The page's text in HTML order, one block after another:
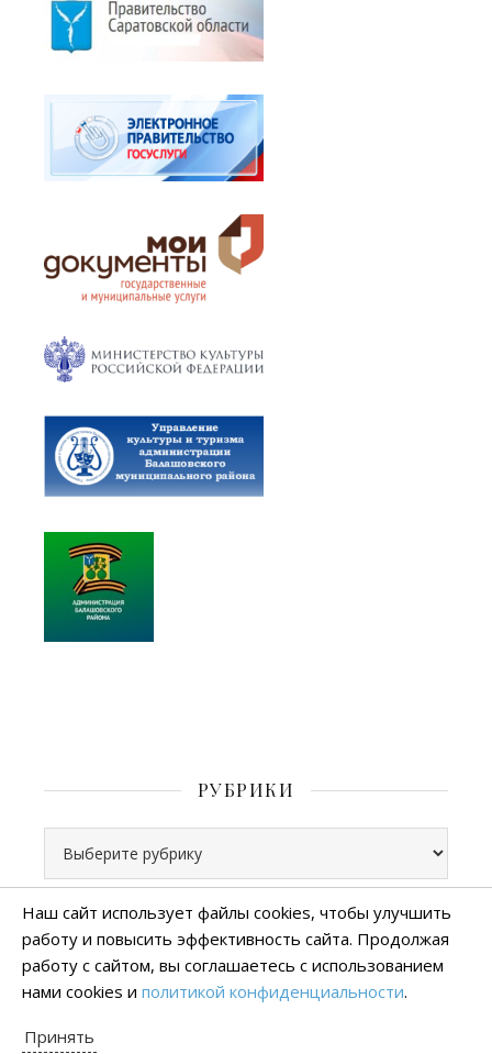
РУБРИКИ
Все права защищены
Политика конфиденциальности
Наш сайт использует файлы cookies, чтобы улучшить
работу и повысить эффективность сайта. Продолжая
работу с сайтом, вы соглашаетесь с использованием
нами cookies и политикой конфиденциальности.
Принять